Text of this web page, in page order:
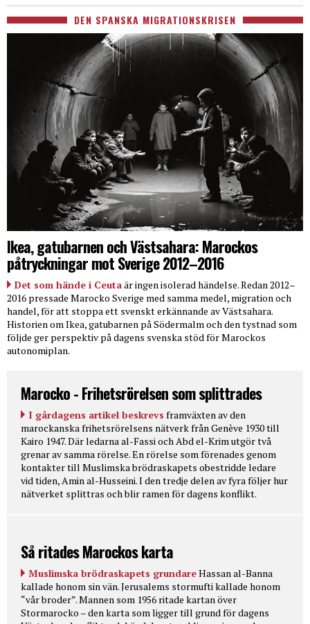
DEN SPANSKA MIGRATIONSKRISEN
Ikea, gatubarnen och Västsahara: Marockos
påtryckningar mot Sverige 2012–2016
Det som hände i Ceutaär ingen isolerad händelse. Redan 2012–
2016 pressade Marocko Sverige med samma medel, migration och
handel, för att stoppa ett svenskt erkännande av Västsahara.
Historien om Ikea, gatubarnen på Södermalm och den tystnad som
följde ger perspektiv på dagens svenska stöd för Marockos
autonomiplan.
Marocko - Frihetsrörelsen som splittrades
I gårdagens artikel beskrevs framväxten av den
marockanska frihetsrörelsens nätverk från Genève 1930 till
Kairo 1947. Där ledarna al-Fassi och Abd el-Krim utgör två
grenar av samma rörelse. En rörelse som förenades genom
kontakter till Muslimska brödraskapets obestridde ledare
vid tiden, Amin al-Husseini. I den tredje delen av fyra följer hur
nätverket splittras och blir ramen för dagens konflikt.
Så ritades Marockos karta
Muslimska brödraskapets grundareHassan al-Banna
kallade honom sin vän. Jerusalems stormufti kallade honom
“vår broder”. Mannen som 1956 ritade kartan över
Stormarocko – den karta som ligger till grund för dagens